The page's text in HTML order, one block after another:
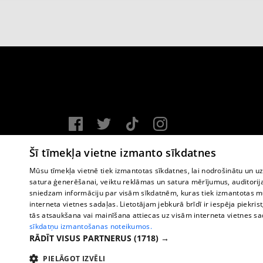
Vortal assistance service: e-mail -
Copyright © 2004-2026 SIA HELIO MEDIA.
All rights reserved.
Šī tīmekļa vietne izmanto sīkdatnes
Mūsu tīmekļa vietnē tiek izmantotas sīkdatnes, lai nodrošinātu un
satura ģenerēšanai, veiktu reklāmas un satura mērījumus,
sniedzam informāciju par visām sīkdatnēm, kuras tiek izmantotas
interneta vietnes sadaļas. Lietotājam jebkurā brīdī ir iespēja
tās atsaukšana vai mainīšana attiecas uz visām interneta vietnes
sīkdatņu izmantošanas noteikumos.
RĀDĪT VISUS PARTNERUS (1718) →
PIELĀGOT IZVĒLI